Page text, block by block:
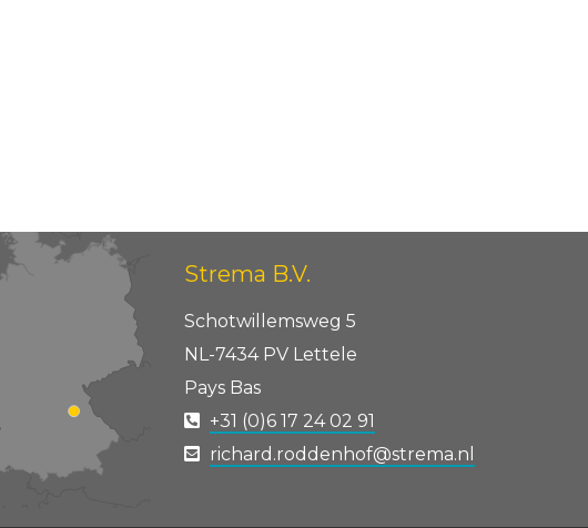
Strema B.V.
Schotwillemsweg 5
NL-7434 PV Lettele
Pays Bas
+31 (0)6 17 24 02 91
richard.roddenhof@strema.nl